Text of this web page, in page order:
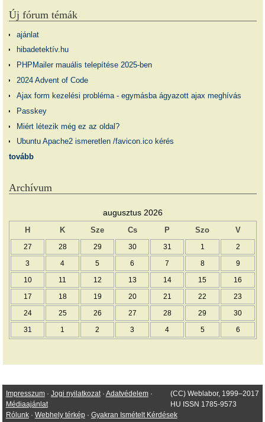
Új fórum témák
ajánlat
hibadetektív.hu
PHPMailer mauális telepítése 2025-ben
2024 Advent of Code
Ajax form kezelési probléma - egymásba ágyazott ajax meghívás
Passkey
Miért létezik még ez az oldal?
Ubuntu Apache2 ismeretlen /favicon.ico kérés
tovább
Archívum
augusztus 2026
H K Sze Cs P Szo V
27 28 29 30 31 1 2
3 4 5 6 7 8 9
10 11 12 13 14 15 16
17 18 19 20 21 22 23
24 25 26 27 28 29 30
31 1 2 3 4 5 6
(CC) Weblabor, 1999–2017
HU ISSN 1785-9573
Impresszum· Jogi nyilatkozat· Adatvédelem·
Médiaajánlat
Rólunk· Webhely térkép· Gyakran Ismételt Kérdések